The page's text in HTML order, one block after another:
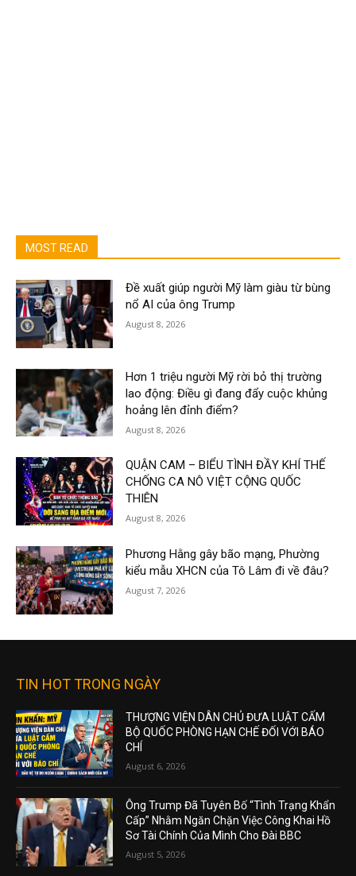
MOST READ
Đề xuất giúp người Mỹ làm giàu từ bùng
nổ AI của ông Trump
August 8, 2026
Hơn 1 triệu người Mỹ rời bỏ thị trường
lao động: Điều gì đang đẩy cuộc khủng
hoảng lên đỉnh điểm?
August 8, 2026
QUẬN CAM – BIỂU TÌNH ĐẦY KHÍ THẾ
CHỐNG CA NÔ VIỆT CỘNG QUỐC
THIÊN
August 8, 2026
Phương Hằng gây bão mạng, Phường
kiểu mẫu XHCN của Tô Lâm đi về đâu?
August 7, 2026
TIN HOT TRONG NGÀY
THƯỢNG VIỆN DÂN CHỦ ĐƯA LUẬT CẤM
BỘ QUỐC PHÒNG HẠN CHẾ ĐỐI VỚI BÁO
CHÍ
August 6, 2026
Ông Trump Đã Tuyên Bố “Tình Trạng Khẩn
Cấp” Nhằm Ngăn Chặn Việc Công Khai Hồ
Sơ Tài Chính Của Mình Cho Đài BBC
August 5, 2026